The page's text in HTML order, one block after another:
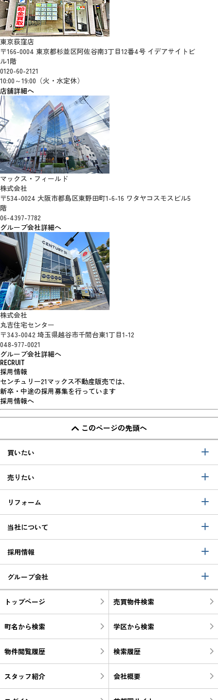
東京荻窪店
〒166-0004 東京都杉並区阿佐谷南3丁目12番4号 イデアサイトビ
ル1階
0120-60-2121
10:00～19:00（火・水定休）
店舗詳細へ
マックス・フィールド
株式会社
〒534-0024 大阪市都島区東野田町1-6-16 ワタヤコスモスビル5
階
06-4397-7782
グループ会社詳細へ
株式会社
丸吉住宅センター
〒343-0042 埼玉県越谷市千間台東1丁目1-12
048-977-0021
グループ会社詳細へ
RECRUIT
採用情報
センチュリー21マックス不動産販売では、
新卒・中途の採用募集を行っています
採用情報へ
このページの先頭へ
買いたい
売りたい
リフォーム
当社について
採用情報
グループ会社
トップページ 売買物件検索
町名から検索 学区から検索
物件閲覧履歴 検索履歴
スタッフ紹介 会社概要